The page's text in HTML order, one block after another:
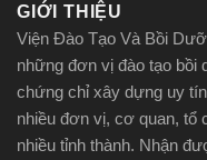
GIỚI THIỆU
Viện Đào Tạo Và Bồi
những đơn vị đào tạo bồi
chứng chỉ xây dựng uy
nhiều đơn vị, cơ quan, tổ
nhiều tỉnh thành. Nhận